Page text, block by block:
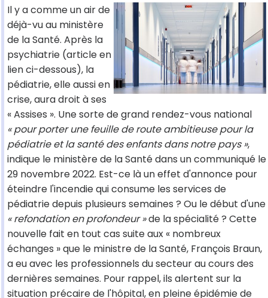
Il y a comme un air de
déjà-vu au ministère
de la Santé. Après la
psychiatrie (article en
lien ci-dessous), la
pédiatrie, elle aussi en
crise, aura droit à ses
« Assises ». Une sorte de grand rendez-vous national
« pour porter une feuille de route ambitieuse pour la
pédiatrie et la santé des enfants dans notre pays »,
indique le ministère de la Santé dans un communiqué le
29 novembre 2022. Est-ce là un effet d'annonce pour
éteindre l'incendie qui consume les services de
pédiatrie depuis plusieurs semaines ? Ou le début d'une
« refondation en profondeur »de la spécialité ? Cette
nouvelle fait en tout cas suite aux « nombreux
échanges » que le ministre de la Santé, François Braun,
a eu avec les professionnels du secteur au cours des
dernières semaines. Pour rappel, ils alertent sur la
situation précaire de l'hôpital, en pleine épidémie de